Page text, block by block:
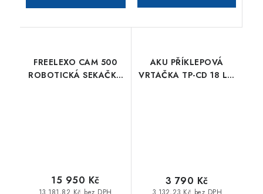
FREELEXO CAM 500
ROBOTICKÁ SEKAČKA
13 181,82 Kč bez DPH
15 950 Kč
AKU PŘÍKLEPOVÁ
VRTAČKA TP-CD 18 LI-I
3 790 Kč